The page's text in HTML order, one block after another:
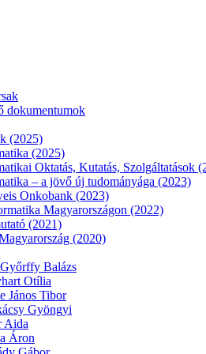
dokumentumok
(2025)
(2025)
Oktatás, Kutatás, Szolgáltatások
– a jövő új tudományága (2023)
Onkobank (2023)
Magyarországon (2022)
(2021)
(2020)
Balázs
Otília
János Tibor
Gyöngyi
Aida
Áron